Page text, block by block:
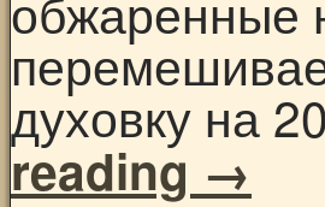
духовку на
reading →